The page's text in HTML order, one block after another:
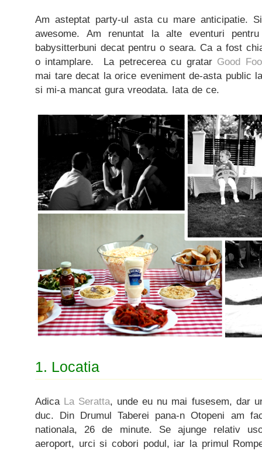
Am asteptat party-ul asta cu mare anticipatie.
awesome. Am renuntat la alte eventuri
babysitterbuni decat pentru o seara. Ca a fost
o intamplare. La petrecerea cu gratar Good
mai tare decat la orice eveniment de-asta public
si mi-a mancat gura vreodata. Iata de ce.
1. Locatia
Adica La Seratta, unde eu nu mai fusesem, dar
duc. Din Drumul Taberei pana-n Otopeni am
nationala, 26 de minute. Se ajunge relativ
aeroport, urci si cobori podul, iar la primul